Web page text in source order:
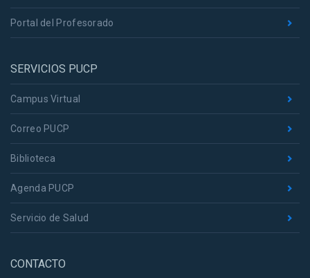
Portal del Profesorado
SERVICIOS PUCP
Campus Virtual
Correo PUCP
Biblioteca
Agenda PUCP
Servicio de Salud
CONTACTO